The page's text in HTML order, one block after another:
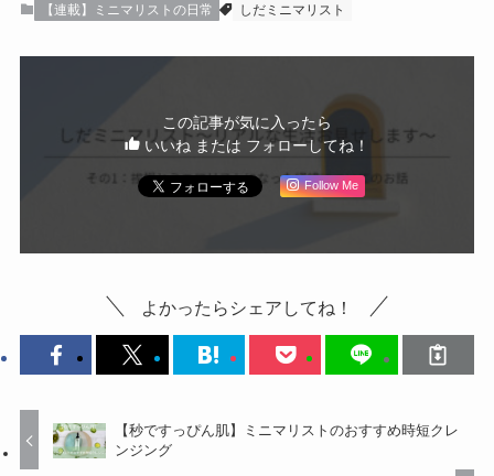
【連載】ミニマリストの日常 しだミニマリスト
この記事が気に入ったら
いいね または フォローしてね！
Follow Me
よかったらシェアしてね！
【秒ですっぴん肌】ミニマリストのおすすめ時短クレ
ンジング